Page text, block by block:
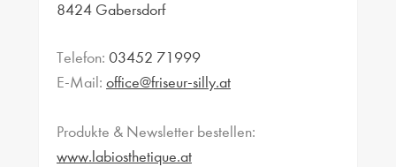
8424 Gabersdorf
Telefon: 03452 71999
E-Mail: office@friseur-silly.at
Produkte & Newsletter bestellen:
www.labiosthetique.at